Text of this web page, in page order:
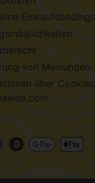
von Meinungen
über